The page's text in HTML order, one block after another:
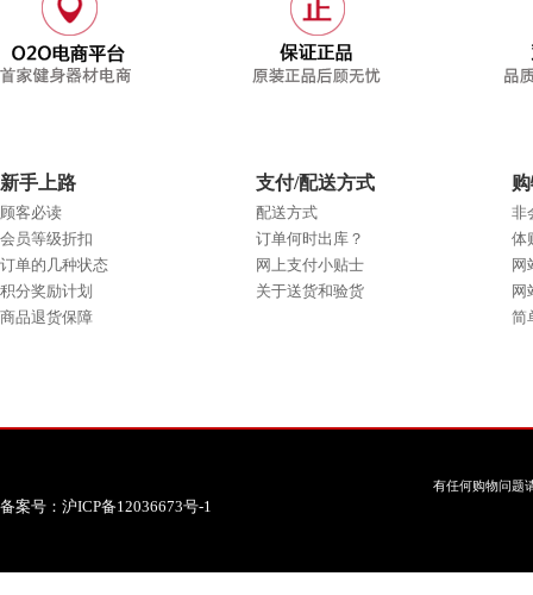
新手上路
顾客必读
会员等级折扣
订单的几种状态
积分奖励计划
商品退货保障
支付/配送方式
配送方式
订单何时出库？
网上支付小贴士
关于送货和验货
非
体
网
网
简
有任何购物问题
备案号：沪ICP备12036673号-1